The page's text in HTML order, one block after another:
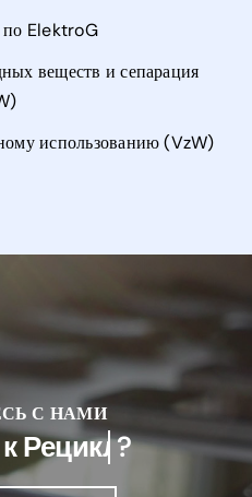
по ElektroG
веществ и сепарация
использованию (VzW)
С НАМИ
к ?